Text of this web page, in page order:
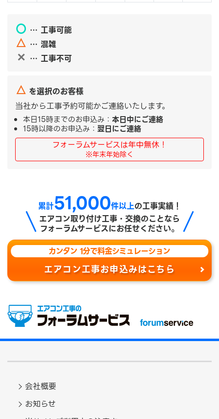
〇 … 工事可能
△ … 混雑
✕ … 工事不可
△ を選択のお客様
当社から工事予約可能かご連絡いたします。
本日15時までのお申込み： 本日中にご連絡
15時以降のお申込み： 翌日にご連絡
フォーラムサービスは年中無休！
※年末年始除く
累計51,000件以上の工事実績！
エアコン取り付け工事・交換のことなら
フォーラムサービスにお任せください。
カンタン 1分で料金シミュレーション
エアコン工事お申込みはこちら
会社概要
お知らせ